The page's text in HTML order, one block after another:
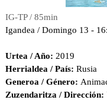
IG-TP / 85min
Igandea / Domingo 13 -
Urtea / Año: 2019
Herrialdea / País: Rusia
Generoa / Género:
Zuzendaritza / Dirección: